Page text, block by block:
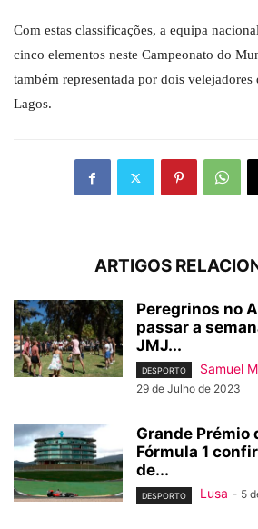
Com estas classificações, a equipa
cinco elementos neste Campeonato do
também representada por dois velejadores
Lagos.
ARTIGOS
Peregrinos no
passar a
JMJ...
DESPORTO Samuel
29 de Julho de 2023
Grande Prémio
Fórmula 1
de...
DESPORTO Lusa - 5